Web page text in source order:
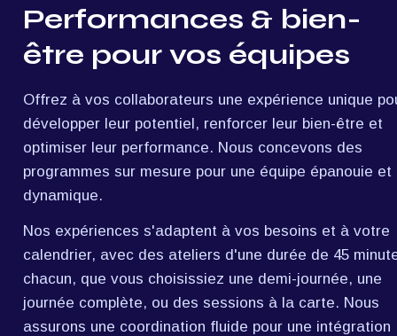
Performances & bien-
être pour vos équipes
Offrez à vos collaborateurs une expérience unique
développer leur potentiel, renforcer leur bien-être et
optimiser leur performance. Nous concevons des
programmes sur mesure pour une équipe épanouie et
dynamique.
Nos expériences s'adaptent à vos besoins et à votre
calendrier, avec des ateliers d'une durée de 45
chacun, que vous choisissiez une demi-journée, une
journée complète, ou des sessions à la carte. Nous
assurons une coordination fluide pour une intégration